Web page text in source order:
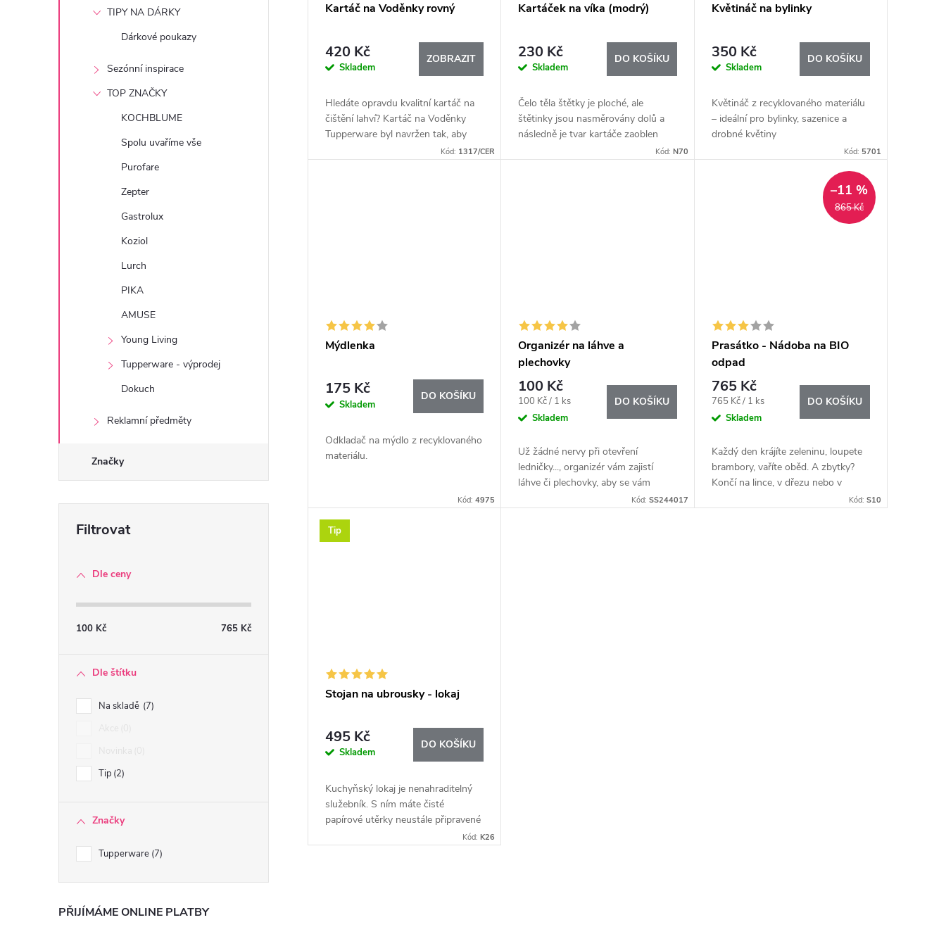
TIPY NA DÁRKY
Dárkové poukazy
Sezónní inspirace
TOP ZNAČKY
KOCHBLUME
Spolu uvaříme vše
Purofare
Zepter
Gastrolux
Koziol
Lurch
PIKA
AMUSE
Young Living
Tupperware - výprodej
Dokuch
Reklamní předměty
Značky
Dle ceny
100 Kč 765 Kč
Dle štítku
Na skladě 7
Tip 2
Značky
Tupperware 7
PŘIJÍMÁME ONLINE PLATBY
u
Kartáč na Voděnky rovný
420 Kč
Skladem
ZOBRAZIT
Hledáte opravdu kvalitní kartáč na
čištění lahví? Kartáč na Voděnky
Tupperware byl navržen tak, aby
bez problémů vyčistil malé dětské
Kód: 1317/CER
Kartáček na víka (modrý)
230 Kč
Skladem
DO KOŠÍKU
Čelo těla štětky je ploché, ale
štětinky jsou nasměrovány dolů a
následně je tvar kartáče zaoblen
nahoru, což umožní vyčistit různé
Kód: N70
Květináč na bylinky
350 Kč
Skladem
DO KOŠÍKU
Květináč z recyklovaného materiálu
– ideální pro bylinky, sazenice a
drobné květiny
Kód: 5701
Mýdlenka
175 Kč
Skladem
DO KOŠÍKU
Odkladač na mýdlo z recyklovaného
materiálu.
Kód:4975
Organizér na láhve a
plechovky
100 Kč
Měrná
cena:
100 Kč / 1 ks
Skladem
DO KOŠÍKU
Už žádné nervy při otevření
ledničky..., organizér vám zajistí
láhve či plechovky, aby se vám
nerozjížděly a necestovaly po
Kód: SS244017
865 Kč
–11 %
Prasátko - Nádoba na BIO
odpad
765 Kč
Měrná
cena:
765 Kč / 1 ks
Skladem
DO KOŠÍKU
Každý den krájíte zeleninu, loupete
brambory, vaříte oběd. A zbytky?
Končí na lince, v dřezu nebo v
misce, která překáží. Právě protoKód: S10
Tip
Stojan na ubrousky - lokaj
495 Kč
Skladem
DO KOŠÍKU
Kuchyňský lokaj je nenahraditelný
služebník. S ním máte čisté
papírové utěrky neustále připravené
Kód:K26